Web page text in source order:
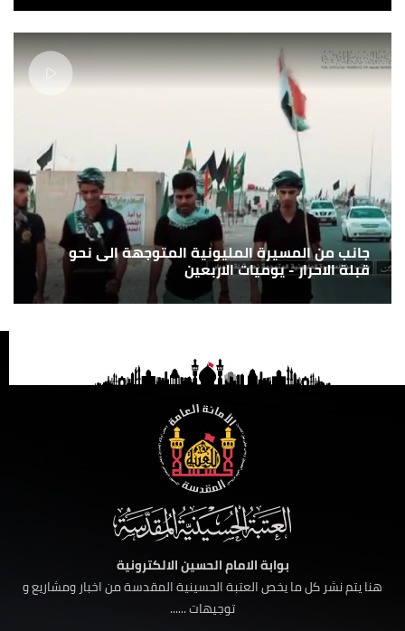
جانب من المسيرة المليونية المتوجهة الى نحو
قبلة الاحرار - يوميات الاربعين
بوابة الامام الحسين الالكترونية
هنا يتم نشر كل ما يخص العتبة الحسينية المقدسة من اخبار ومشاريع و
توجيهات ......